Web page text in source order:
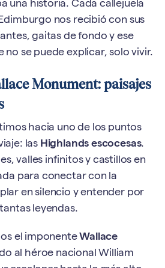
una historia. Cada callejuela
nos recibió con sus
gaitas de fondo y ese
no se puede explicar, solo vivir.
Monument: paisajes
hacia uno de los puntos
las Highlands escocesas.
valles infinitos y castillos en
para conectar con la
en silencio y entender por
leyendas.
el imponente Wallace
al héroe nacional William